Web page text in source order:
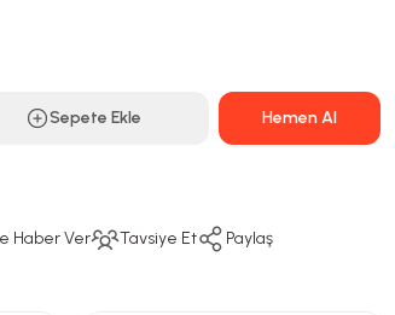
Sepete Ekle Hemen Al
Haber Ver Tavsiye Et Paylaş